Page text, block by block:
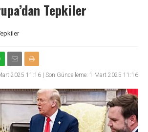
Tepkiler
2025 11:16 | Son Güncelleme: 1 Mart 2025 11:16